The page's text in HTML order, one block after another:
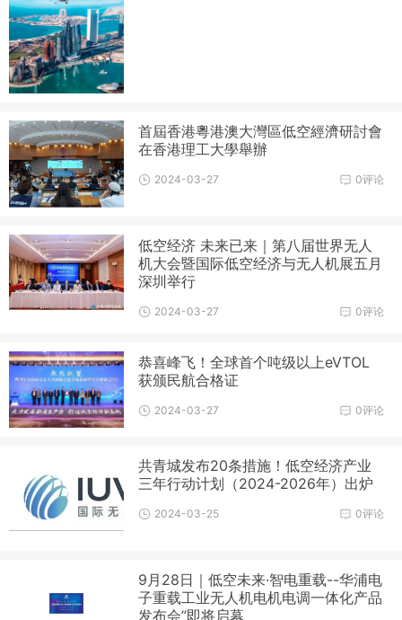
首屆香港粵港澳大灣區低空經濟研討會
在香港理工大學舉辦
0评论
2024-03-27
低空经济 未来已来｜第八届世界无人
机大会暨国际低空经济与无人机展五月
深圳举行
0评论
2024-03-27
恭喜峰飞！全球首个吨级以上eVTOL
获颁民航合格证
0评论
2024-03-27
共青城发布20条措施！低空经济产业
三年行动计划（2024-2026年）出炉
0评论
2024-03-25
9月28日｜低空未来·智电重载--华浦电
子重载工业无人机电机电调一体化产品
发布会”即将启幕